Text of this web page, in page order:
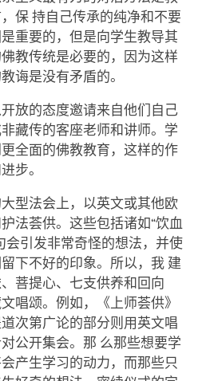
保 持自己传承的纯净和不要
重要的，但是向学生教导其
教传统是必要的，因为这样
诲是没有矛盾的。
放的态度邀请来自他们自己
藏传的客座老师和讲师。学
全面的佛教教育，这样的作
步。
型法会上，以英文或其他欧
法荟供。这些包括诸如“饮血
会引发非常奇怪的想法，并使
下不好的印象。所以，我 建
菩提心、七支供养和回向
唱颂。例如，《上师荟供》
次第广论的部分则用英文唱
公开集会。那 么那些想要学
产生学习的动力，而那些只